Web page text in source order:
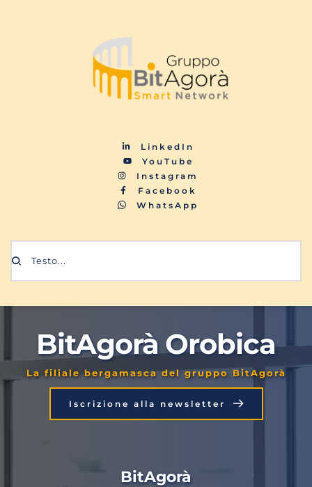
LinkedIn
YouTube
Instagram
Facebook
WhatsApp
Testo...
BitAgorà Orobica
La filiale bergamasca del gruppo BitAgorà
Iscrizione alla newsletter
BitAgorà